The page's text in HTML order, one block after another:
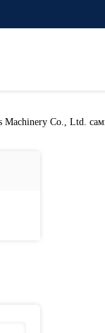
Machinery Co., Ltd.